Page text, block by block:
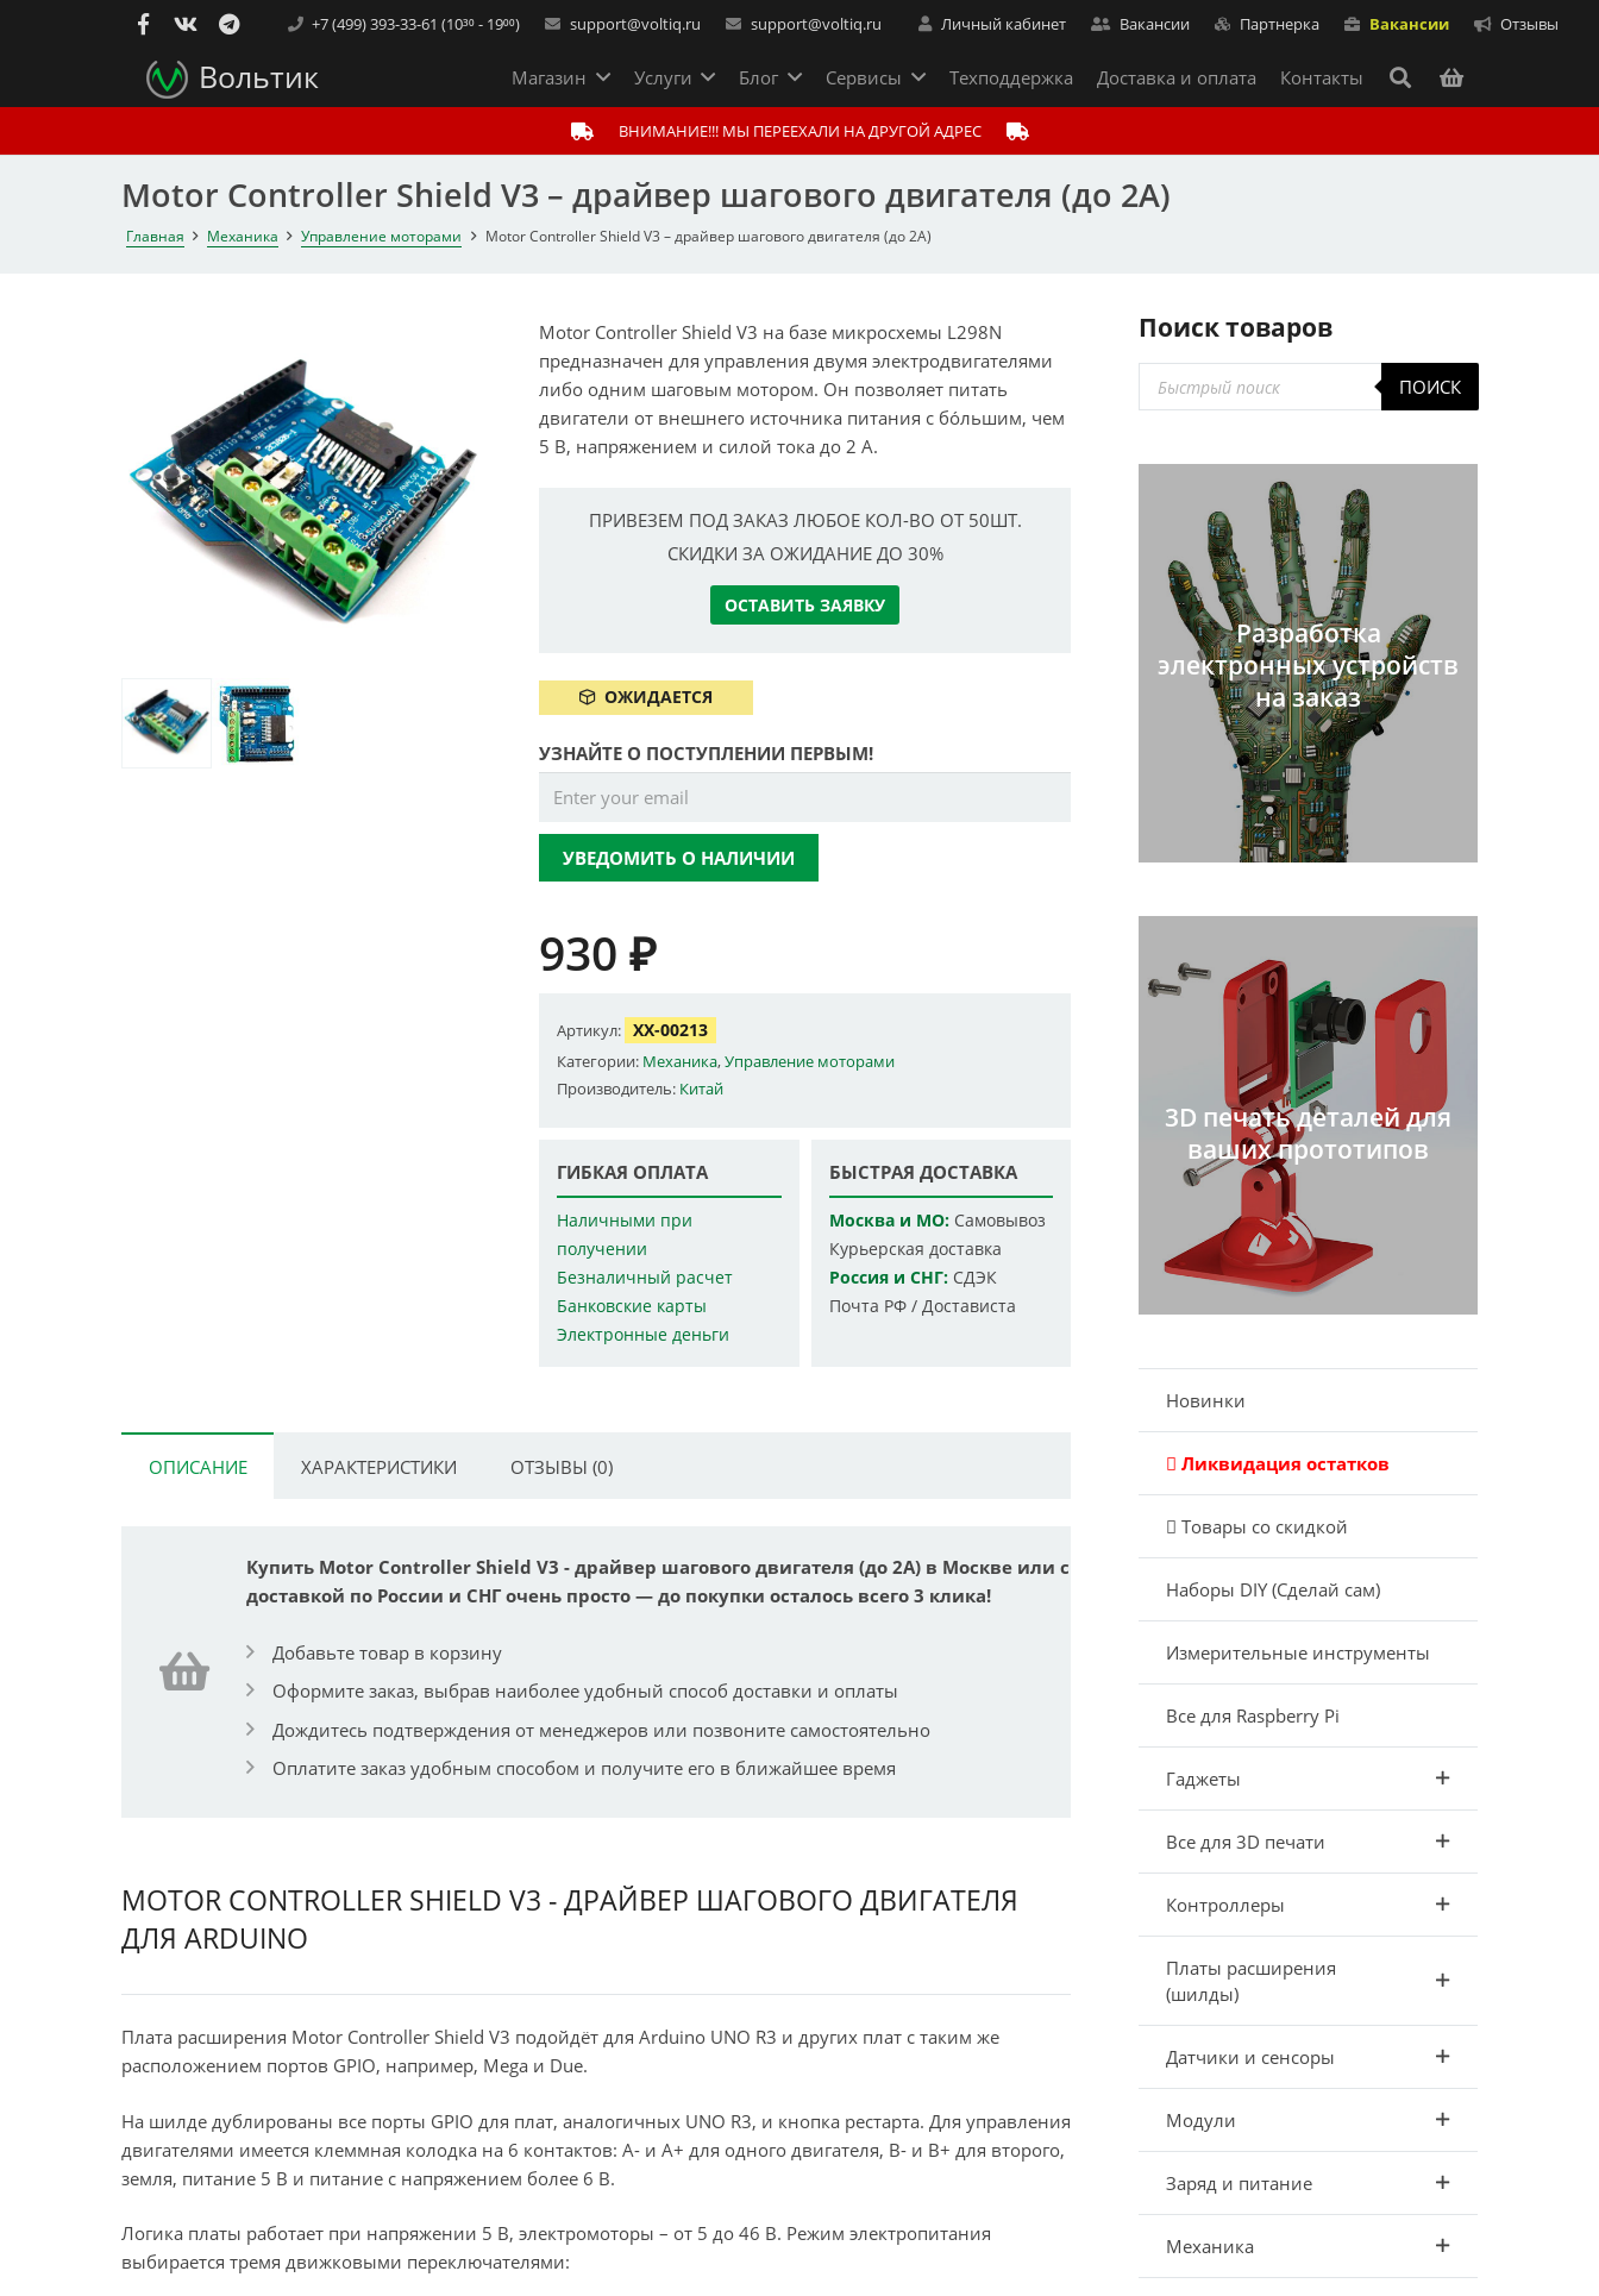
+7 (499) 393-33-61 (10³⁰ - 19⁰⁰) support@voltiq.ru support@voltiq.ru Личный кабинет Вакансии Партнерка Вакансии Отзывы
Вольтик Магазин Услуги Блог Сервисы Техподдержка Доставка и оплата Контакты
ВНИМАНИЕ!!! МЫ ПЕРЕЕХАЛИ НА ДРУГОЙ АДРЕС
Motor Controller Shield V3 – драйвер шагового двигателя (до 2А)
Главная Механика Управление моторами Motor Controller Shield V3 – драйвер шагового двигателя (до 2А)
Motor Controller Shield V3 на базе микросхемы L298N
предназначен для управления двумя электродвигателями
либо одним шаговым мотором. Он позволяет питать
двигатели от внешнего источника питания с бо́льшим, чем
5 В, напряжением и силой тока до 2 А.
ПРИВЕЗЕМ ПОД ЗАКАЗ ЛЮБОЕ КОЛ-ВО ОТ 50ШТ.
СКИДКИ ЗА ОЖИДАНИЕ ДО 30%
ОСТАВИТЬ ЗАЯВКУ
ОЖИДАЕТСЯ
УЗНАЙТЕ О ПОСТУПЛЕНИИ ПЕРВЫМ!
УВЕДОМИТЬ О НАЛИЧИИ
930₽
Артикул: XX-00213
Категории: Механика,Управление моторами
Производитель: Китай
ГИБКАЯ ОПЛАТА
Наличными при
получении
Безналичный расчет
Банковские карты
Электронные деньги
БЫСТРАЯ ДОСТАВКА
Москва и МО:Самовывоз
Курьерская доставка
Россия и СНГ:СДЭК
Почта РФ / Достависта
ОПИСАНИЕ ХАРАКТЕРИСТИКИ ОТЗЫВЫ (0)
Купить Motor Controller Shield V3 - драйвер шагового двигателя (до 2А) в Москве или с
доставкой по России и СНГ очень просто — до покупки осталось всего 3 клика!
Добавьте товар в корзину
Оформите заказ, выбрав наиболее удобный способ доставки и оплаты
Дождитесь подтверждения от менеджеров или позвоните самостоятельно
Оплатите заказ удобным способом и получите его в ближайшее время
MOTOR CONTROLLER SHIELD V3 - ДРАЙВЕР ШАГОВОГО ДВИГАТЕЛЯ
ДЛЯ ARDUINO
Плата расширения Motor Controller Shield V3 подойдёт для Arduino UNO R3 и других плат с таким же
расположением портов GPIO, например, Mega и Due.
На шилде дублированы все порты GPIO для плат, аналогичных UNO R3, и кнопка рестарта. Для управления
двигателями имеется клеммная колодка на 6 контактов: A- и A+ для одного двигателя, B- и B+ для второго,
земля, питание 5 В и питание с напряжением более 6 В.
Логика платы работает при напряжении 5 В, электромоторы – от 5 до 46 В. Режим электропитания
выбирается тремя движковыми переключателями:
Поиск товаров
Поиск
товаров
ПОИСК
Разработка
электронных устройств
на заказ
3D печать деталей для
ваших прототипов
Новинки
Ликвидация остатков
Товары со скидкой
Наборы DIY (Сделай сам)
Измерительные инструменты
Все для Raspberry Pi
Гаджеты
Все для 3D печати
Контроллеры
Платы расширения
(шилды)
Датчики и сенсоры
Модули
Заряд и питание
Механика